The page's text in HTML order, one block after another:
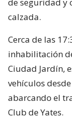
de seguridad y
calzada.
Cerca de las
inhabilitación
Ciudad Jardín,
vehículos
abarcando el
Club de Yates.